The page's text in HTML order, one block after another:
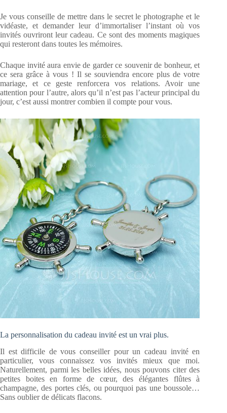
Je vous conseille de mettre dans le secret le photographe et le
vidéaste, et demander leur d’immortaliser l’instant où vos
invités ouvriront leur cadeau. Ce sont des moments magiques
qui resteront dans toutes les mémoires.
Chaque invité aura envie de garder ce souvenir de bonheur, et
ce sera grâce à vous ! Il se souviendra encore plus de votre
mariage, et ce geste renforcera vos relations. Avoir une
attention pour l’autre, alors qu’il n’est pas l’acteur principal du
jour, c’est aussi montrer combien il compte pour vous.
La personnalisation du cadeau invité est un vrai plus.
Il est difficile de vous conseiller pour un cadeau invité en
particulier, vous connaissez vos invités mieux que moi.
Naturellement, parmi les belles idées, nous pouvons citer des
petites boites en forme de cœur, des élégantes flûtes à
champagne, des portes clés, ou pourquoi pas une boussole…
Sans oublier de délicats flacons.